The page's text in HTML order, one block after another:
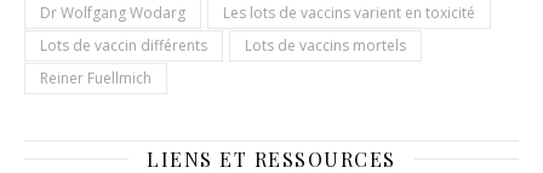
Dr Wolfgang Wodarg
Les lots de vaccins varient en toxicité
Lots de vaccin différents
Lots de vaccins mortels
Reiner Fuellmich
LIENS ET RESSOURCES